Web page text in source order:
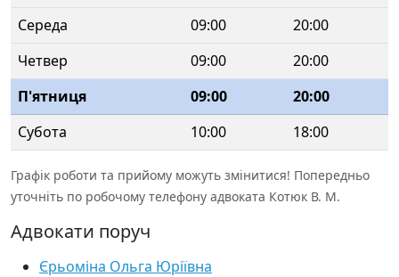
Середа
09:00
20:00
Четвер
09:00
20:00
П'ятниця
09:00
20:00
Субота
10:00 18:00
Графік роботи та прийому можуть змінитися! Попередньо
уточніть по робочому телефону адвоката Котюк В. М.
Адвокати поруч
Єрьоміна Ольга Юріївна